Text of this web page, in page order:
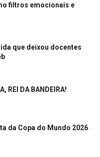
filtros emocionais e
que deixou docentes
REI DA BANDEIRA!
da Copa do Mundo 2026